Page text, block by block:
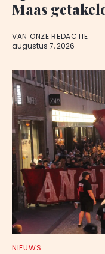
Maas
VAN ONZE REDACTIE
augustus 7, 2026
NIEUWS